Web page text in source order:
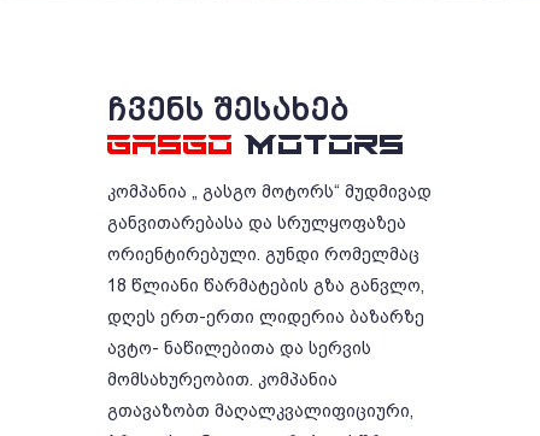
ᲩᲕᲔᲜᲡ ᲨᲔᲡᲐᲮᲔᲑ
GASGO MOTORS
კომპანია „ გასგო მოტორს“ მუდმივად
განვითარებასა და სრულყოფაზეა
ორიენტირებული. გუნდი რომელმაც
18 წლიანი წარმატების გზა განვლო,
დღეს ერთ-ერთი ლიდერია ბაზარზე
ავტო- ნაწილებითა და სერვის
მომსახურეობით. კომპანია
გთავაზობთ მაღალკვალიფიციური,